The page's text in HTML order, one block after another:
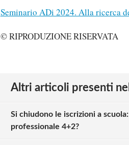
Seminario ADi 2024. Alla ricerca
© RIPRODUZIONE RISERVATA
Altri articoli presenti
Si chiudono le iscrizioni a
professionale 4+2?